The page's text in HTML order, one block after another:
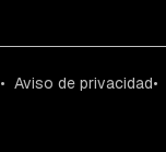
Aviso de privacidad